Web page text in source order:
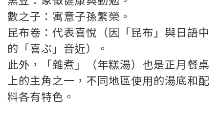
數之子：寓意子孫繁榮。
昆布卷：代表喜悅（因「昆布」與日語中
的「喜ぶ」音近）。
此外，「雜煮」（年糕湯）也是正月餐桌
上的主角之一，不同地區使用的湯底和配
料各有特色。